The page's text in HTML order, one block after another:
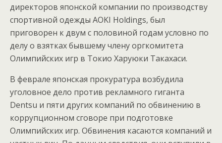
директоров японской компании по производству
спортивной одежды AOKI Holdings, был
приговорен к двум с половиной годам условно по
делу о взятках бывшему члену оргкомитета
Олимпийских игр в Токио Харуюки Такахаси.
В феврале японская прокуратура возбудила
уголовное дело против рекламного гиганта
Dentsu и пяти других компаний по обвинению в
коррупционном сговоре при подготовке
Олимпийских игр. Обвинения касаются компаний и